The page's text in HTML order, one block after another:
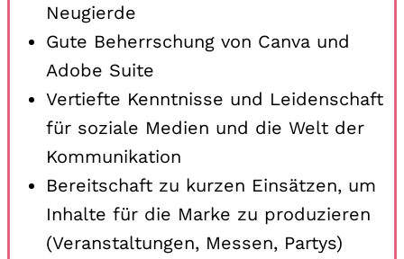
Neugierde
Gute Beherrschung von Canva und
Adobe Suite
Vertiefte Kenntnisse und Leidenschaft
für soziale Medien und die Welt der
Kommunikation
Bereitschaft zu kurzen Einsätzen, um
Inhalte für die Marke zu produzieren
(Veranstaltungen, Messen, Partys)